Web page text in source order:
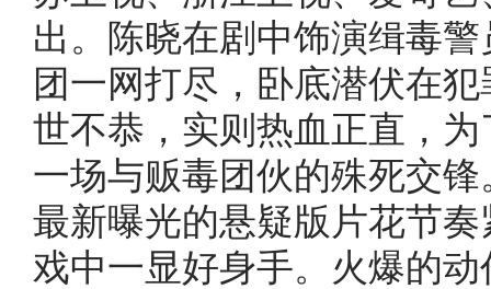
出。陈晓在剧中饰演缉毒
团一网打尽，卧底潜伏在
世不恭，实则热血正直，
一场与贩毒团伙的殊死交锋
最新曝光的悬疑版片花节
戏中一显好身手。火爆的